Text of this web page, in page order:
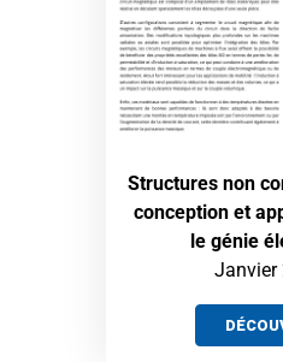
Structures non
conception et
le génie
Janvier